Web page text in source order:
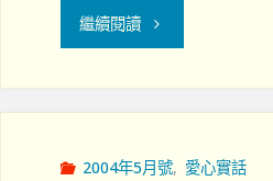
繼續閱讀"黃
示"
2004年5月號, 愛心實話